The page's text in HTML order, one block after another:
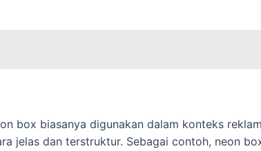
box biasanya digunakan dalam konteks
jelas dan terstruktur. Sebagai contoh, neon